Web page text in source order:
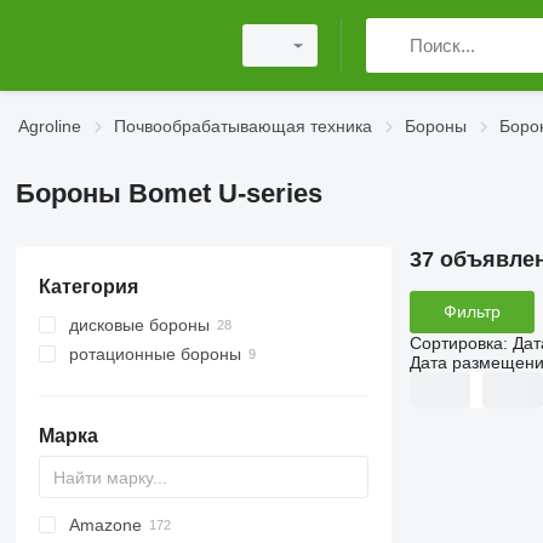
Agroline Почвообрабатывающая техника Бороны
Бороны Bomet U-series
Категория
дисковые бороны
ротационные бороны
Марка
Multivator
Disc-O-Mulch
Jaguar
AT30
8
Amazone
37
Фильтр
Сортировка:
Дата